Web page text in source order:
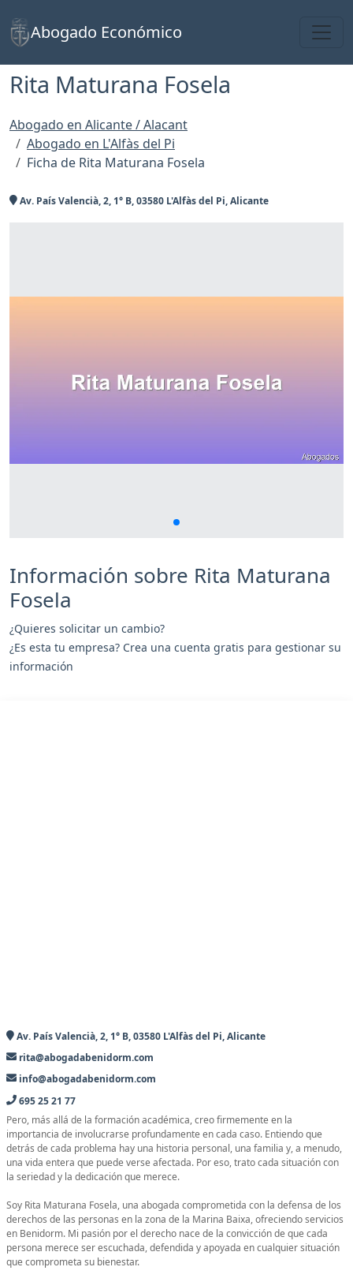
Abogado Económico
Rita Maturana Fosela
Abogado en Alicante / Alacant
Abogado en L'Alfàs del Pi
Ficha de Rita Maturana Fosela
Av. País Valencià, 2, 1° B, 03580 L'Alfàs del Pi, Alicante
Información sobre Rita Maturana
Fosela
¿Quieres solicitar un cambio?
¿Es esta tu empresa? Crea una cuenta gratis para gestionar su
información
Av. País Valencià, 2, 1° B, 03580 L'Alfàs del Pi, Alicante
rita@abogadabenidorm.com
info@abogadabenidorm.com
695 25 21 77
Pero, más allá de la formación académica, creo firmemente en la
importancia de involucrarse profundamente en cada caso. Entiendo que
detrás de cada problema hay una historia personal, una familia y, a menudo,
una vida entera que puede verse afectada. Por eso, trato cada situación con
la seriedad y la dedicación que merece.
Soy Rita Maturana Fosela, una abogada comprometida con la defensa de los
derechos de las personas en la zona de la Marina Baixa, ofreciendo servicios
en Benidorm. Mi pasión por el derecho nace de la convicción de que cada
persona merece ser escuchada, defendida y apoyada en cualquier situación
que comprometa su bienestar.